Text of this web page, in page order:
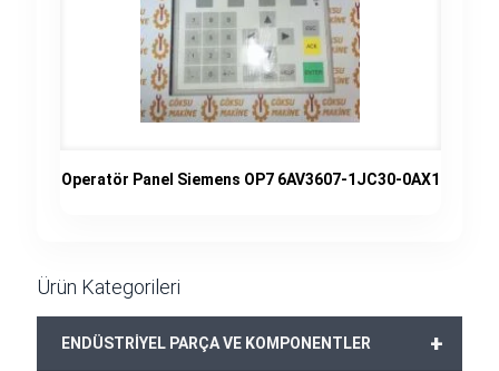
Operatör Panel Siemens OP7 6AV3607-1JC30-0AX1
Ürün Kategorileri
+
ENDÜSTRİYEL PARÇA VE KOMPONENTLER